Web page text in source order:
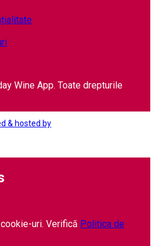
Wine App. Toate drepturile
& hosted by
uri. Verifică Politica de